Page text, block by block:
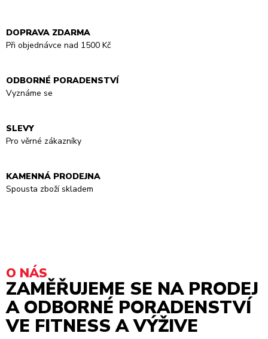
DOPRAVA ZDARMA
Při objednávce nad 1500 Kč
ODBORNÉ PORADENSTVÍ
Vyznáme se
SLEVY
Pro věrné zákazníky
KAMENNÁ PRODEJNA
Spousta zboží skladem
O NÁS
ZAMĚŘUJEME SE NA PRODEJ
A ODBORNÉ PORADENSTVÍ
VE FITNESS A VÝŽIVE